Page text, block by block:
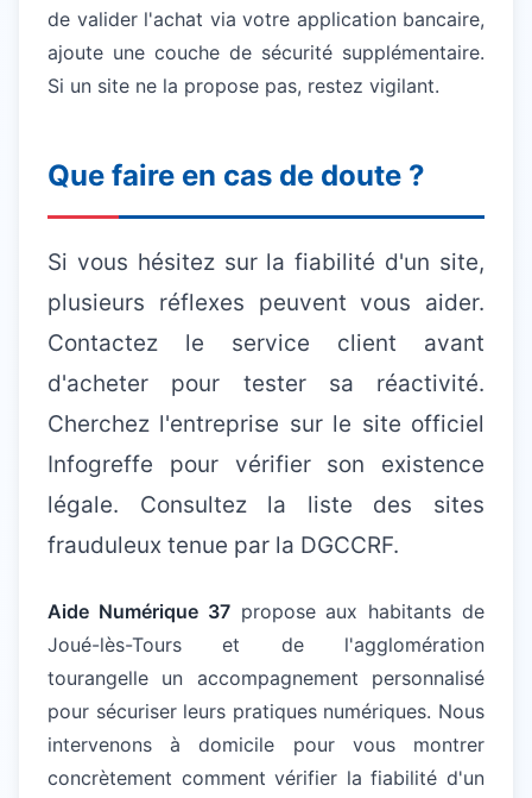
de valider l'achat via votre application bancaire,
ajoute une couche de sécurité supplémentaire.
Si un site ne la propose pas, restez vigilant.
Que faire en cas de doute ?
Si vous hésitez sur la fiabilité d'un site,
plusieurs réflexes peuvent vous aider.
Contactez le service client avant
d'acheter pour tester sa réactivité.
Cherchez l'entreprise sur le site officiel
Infogreffe pour vérifier son existence
légale. Consultez la liste des sites
frauduleux tenue par la DGCCRF.
Aide Numérique 37propose aux habitants de
Joué-lès-Tours et de l'agglomération
tourangelle un accompagnement personnalisé
pour sécuriser leurs pratiques numériques. Nous
intervenons à domicile pour vous montrer
concrètement comment vérifier la fiabilité d'un